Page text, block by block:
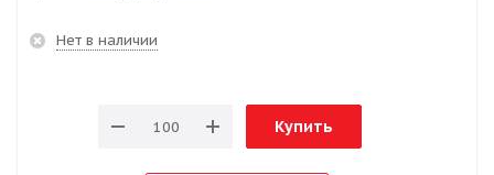
Нет в наличии
Купить